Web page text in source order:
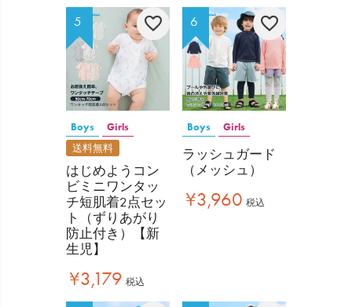
はじめようコン
ビミニワンタッ
チ短肌着2点セッ
ト（ずりあがり
防止付き）【新
生児】
Boys Girls
送料無料
¥3,179 税込
ラッシュガード
（メッシュ）
Boys Girls
¥3,960 税込